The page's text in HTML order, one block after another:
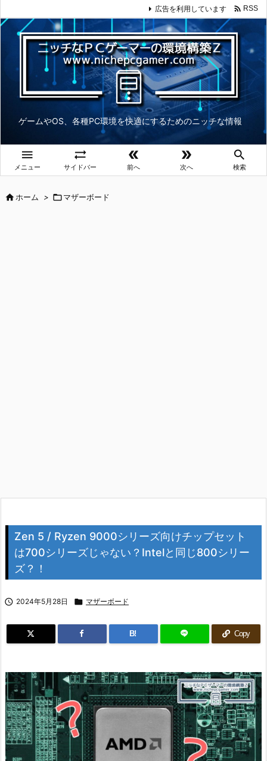
ゲームやOS、各種PC環境を快適にするためのニッチな情報

メニュー

サイドバー

前へ

次へ

検索
広告を利用しています  RSS
ホーム > マザーボード
Zen 5 / Ryzen 9000シリーズ向けチップセット
は700シリーズじゃない？Intelと同じ800シリー
ズ？！
 2024年5月28日  マザーボード
B! Copy